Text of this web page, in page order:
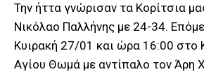
Την ήττα γνώρισαν τα Κορίτσια
Νικόλαο Παλλήνης με 24-34.
Κυιρακή 27/01 και ώρα 16:00 στο
Αγίου Θωμά με αντίπαλο τον Άρη